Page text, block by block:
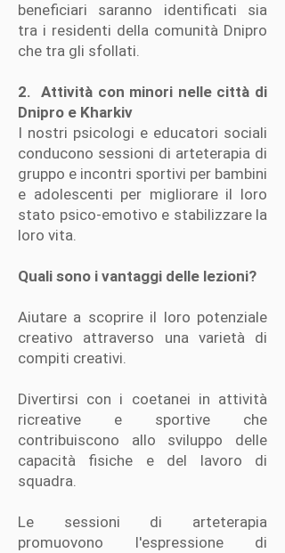
beneficiari saranno identificati sia
tra i residenti della comunità Dnipro
che tra gli sfollati.
2. Attività con minori nelle città di
Dnipro e Kharkiv
I nostri psicologi e educatori sociali
conducono sessioni di arteterapia di
gruppo e incontri sportivi per bambini
e adolescenti per migliorare il loro
stato psico-emotivo e stabilizzare la
loro vita.
Quali sono i vantaggi delle lezioni?
Aiutare a scoprire il loro potenziale
creativo attraverso una varietà di
compiti creativi.
Divertirsi con i coetanei in attività
ricreative e sportive che
contribuiscono allo sviluppo delle
capacità fisiche e del lavoro di
squadra.
Le sessioni di arteterapia
promuovono l'espressione di